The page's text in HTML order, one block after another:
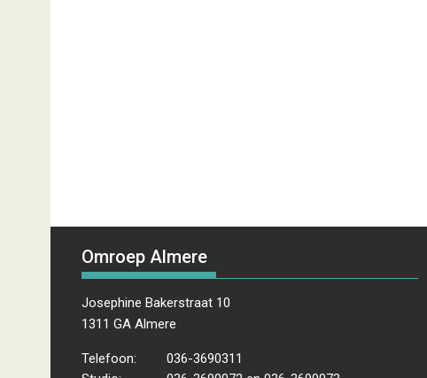
Omroep Almere
Josephine Bakerstraat 10
1311 GA Almere
Telefoon:
036-3690311